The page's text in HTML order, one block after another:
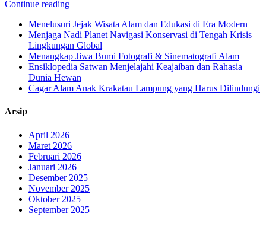
Continue reading
Menelusuri Jejak Wisata Alam dan Edukasi di Era Modern
Menjaga Nadi Planet Navigasi Konservasi di Tengah Krisis
Lingkungan Global
Menangkap Jiwa Bumi Fotografi & Sinematografi Alam
Ensiklopedia Satwan Menjelajahi Keajaiban dan Rahasia
Dunia Hewan
Cagar Alam Anak Krakatau Lampung yang Harus Dilindungi
Arsip
April 2026
Maret 2026
Februari 2026
Januari 2026
Desember 2025
November 2025
Oktober 2025
September 2025